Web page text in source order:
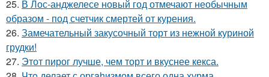
25. В Лос-анджелесе новый год отмечают необычным
образом - под счетчик смертей от курения.
26. Замечательный закусочный торт из нежной куриной
грудки!
27. Этот пирог лучше, чем торт и вкуснее кекса.